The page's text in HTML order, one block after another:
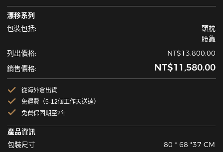
漂移系列
包裝包括:
頭枕
腰靠
列出價格:
NT$13,800.00
銷售價格:
NT$11,580.00
從海外倉出貨
免運費（5-12個工作天送達）
免費保固期至2年
產品資訊
包裝尺寸
80 * 68 *37 CM